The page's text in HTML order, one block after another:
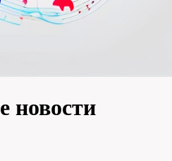
новости